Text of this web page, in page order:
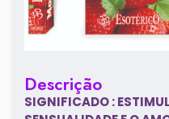
Descrição
SIGNIFICADO :